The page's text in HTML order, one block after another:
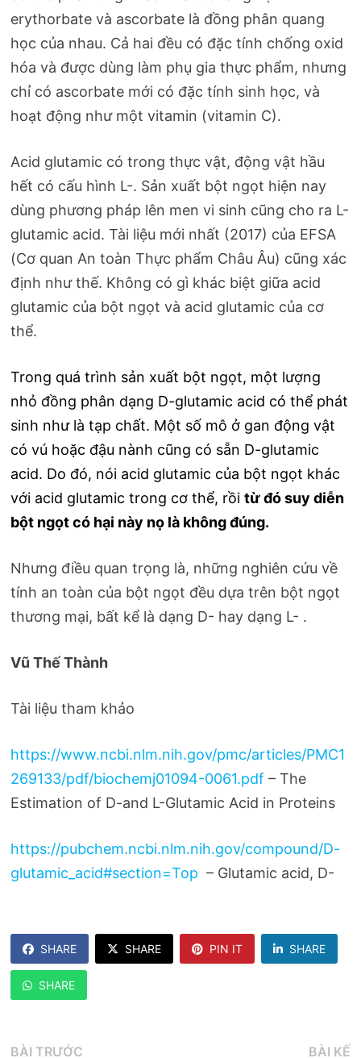
erythorbate và ascorbate là đồng phân quang
học của nhau. Cả hai đều có đặc tính chống oxid
hóa và được dùng làm phụ gia thực phẩm, nhưng
chỉ có ascorbate mới có đặc tính sinh học, và
hoạt động như một vitamin (vitamin C).
Acid glutamic có trong thực vật, động vật hầu
hết có cấu hình L-. Sản xuất bột ngọt hiện nay
dùng phương pháp lên men vi sinh cũng cho ra L-
glutamic acid. Tài liệu mới nhất (2017) của EFSA
(Cơ quan An toàn Thực phẩm Châu Âu) cũng xác
định như thế. Không có gì khác biệt giữa acid
glutamic của bột ngọt và acid glutamic của cơ
thể.
Trong quá trình sản xuất bột ngọt, một lượng
nhỏ đồng phân dạng D-glutamic acid có thể phát
sinh như là tạp chất. Một số mô ở gan động vật
có vú hoặc đậu nành cũng có sẵn D-glutamic
acid. Do đó, nói acid glutamic của bột ngọt khác
với acid glutamic trong cơ thể, rồitừ đó suy diễn
bột ngọt có hại này nọ là không đúng.
Nhưng điều quan trọng là, những nghiên cứu về
tính an toàn của bột ngọt đều dựa trên bột ngọt
thương mại, bất kể là dạng D- hay dạng L- .
Vũ Thế Thành
Tài liệu tham khảo
https://www.ncbi.nlm.nih.gov/pmc/articles/PMC1
269133/pdf/biochemj01094-0061.pdf – The
Estimation of D-and L-Glutamic Acid in Proteins
https://pubchem.ncbi.nlm.nih.gov/compound/D-
glutamic_acid#section=Top – Glutamic acid, D-
SHARE SHARE PIN IT SHARE
SHARE
BÀI TRƯỚC BÀI KẾ